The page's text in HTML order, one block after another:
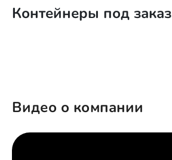
Контейнеры под заказ
Видео о компании